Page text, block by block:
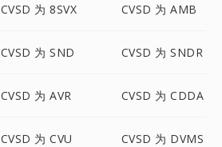
CVSD 为 8SVX CVSD 为 AMB
CVSD 为 SND CVSD 为 SNDR
CVSD 为 AVR CVSD 为 CDDA
CVSD 为 CVU CVSD 为 DVMS